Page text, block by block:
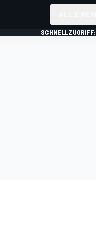
SCHNELLZUGRIFF: